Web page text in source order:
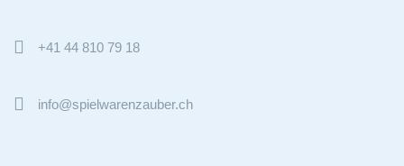
 +41 44 810 79 18
 info@spielwarenzauber.ch